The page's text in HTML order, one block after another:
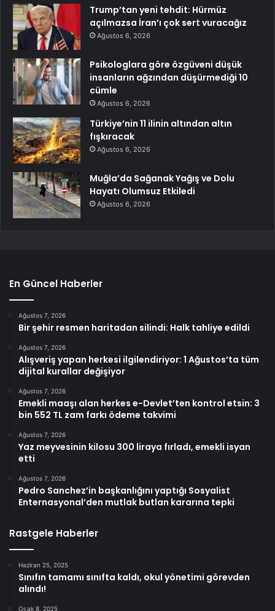
Trump’tan yeni tehdit: Hürmüz
açılmazsa İran’ı çok sert vuracağız
Ağustos 6, 2026
Psikologlara göre özgüveni düşük
insanların ağzından düşürmediği 10
cümle
Ağustos 6, 2026
Türkiye’nin 11 ilinin altından altın
fışkıracak
Ağustos 6, 2026
Muğla’da Sağanak Yağış ve Dolu
Hayatı Olumsuz Etkiledi
Ağustos 6, 2026
En Güncel Haberler
Ağustos 7, 2026
Bir şehir resmen haritadan silindi: Halk tahliye edildi
Ağustos 7, 2026
Alışveriş yapan herkesi ilgilendiriyor: 1 Ağustos’ta tüm
dijital kurallar değişiyor
Ağustos 7, 2026
Emekli maaşı alan herkes e-Devlet’ten kontrol etsin: 3
bin 552 TL zam farkı ödeme takvimi
Ağustos 7, 2026
Yaz meyvesinin kilosu 300 liraya fırladı, emekli isyan
etti
Ağustos 7, 2026
Pedro Sanchez’in başkanlığını yaptığı Sosyalist
Enternasyonal’den mutlak butlan kararına tepki
Rastgele Haberler
Haziran 25, 2025
Sınıfın tamamı sınıfta kaldı, okul yönetimi görevden
alındı!
Ocak 8, 2025